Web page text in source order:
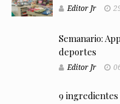
Editor Jr
Semanario:
deportes
Editor Jr
9